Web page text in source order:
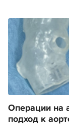
Операции на
подход к